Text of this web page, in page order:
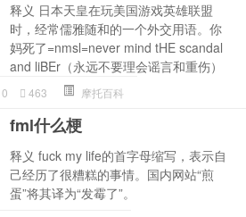
释义 日本天皇在玩美国游戏英雄联盟
时，经常儒雅随和的一个外交用语。你
妈死了=nmsl=never mind tHE scandal
and liBEr（永远不要理会谣言和重伤）
0 463 摩托百科
fml什么梗
释义 fuck my life的首字母缩写，表示自
己经历了很糟糕的事情。国内网站“煎
蛋”将其译为“发霉了”。